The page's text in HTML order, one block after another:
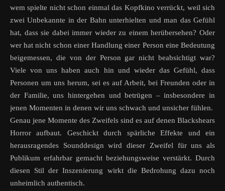
wem spielte nicht schon einmal das Kopfkino verrückt, weil sich
zwei Unbekannte in der Bahn unterhielten und man das Gefühl
hat, dass sie dabei immer wieder zu einem herübersehen? Oder
wer hat nicht schon einer Handlung einer Person eine Bedeutung
beigemessen, die von der Person gar nicht beabsichtigt war?
Viele von uns haben auch hin und wieder das Gefühl, dass
Personen um uns herum, sei es auf Arbeit, bei Freunden oder in
der Familie, uns hintergehen und betrügen – insbesondere in
jenen Momenten in denen wir uns schwach und unsicher fühlen.
Genau jene Momente des Zweifels sind es auf denen Blackshears
Horror aufbaut. Geschickt durch spärliche Effekte und ein
herausragendes Sounddesign wird dieser Zweifel für uns als
Publikum erfahrbar gemacht beziehungsweise verstärkt. Durch
diesen Stil der Inszenierung wirkt die Bedrohung dazu noch
unheimlich authentisch.